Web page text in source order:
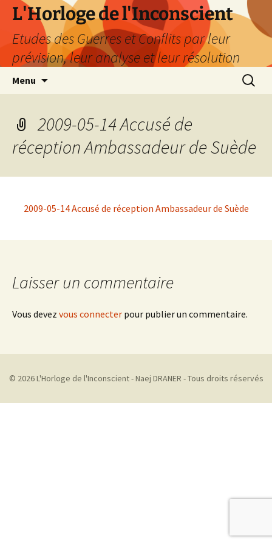
Aller
contenu
L'Horloge de l'Inconscient
Etudes des Guerres et Conflits par leur
prévision, leur analyse et leur résolution
Menu
2009-05-14 Accusé de
réception Ambassadeur de Suède
2009-05-14 Accusé de réception Ambassadeur de Suède
Laisser un commentaire
Vous devez vous connecter pour publier un commentaire.
© 2026 L'Horloge de l'Inconscient - Naej DRANER - Tous droits réservés